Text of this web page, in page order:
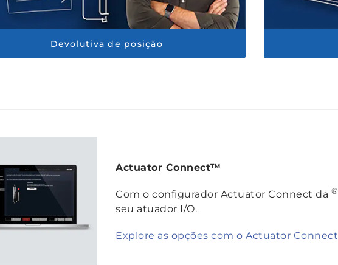
Devolutiva de posição
Actuator Connect™
Com o configurador Actuator Connect da ®
seu atuador I/O.
Explore as opções com o Actuator Connect